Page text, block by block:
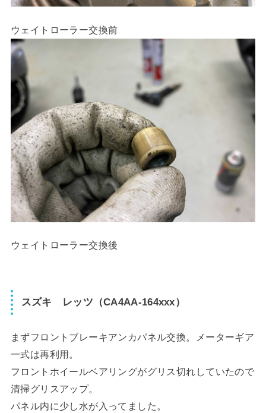
ウェイトローラー交換前
ウェイトローラー交換後
スズキ レッツ（CA4AA-164xxx）
まずフロントブレーキアンカパネル交換。メーターギア
一式は再利用。
フロントホイールベアリングがグリス切れしていたので
清掃グリスアップ。
パネル内に少し水が入ってました。